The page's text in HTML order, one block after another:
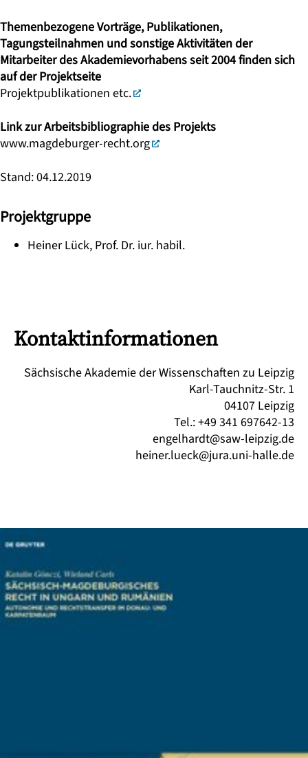
Themenbezogene Vorträge, Publikationen,
Tagungsteilnahmen und sonstige Aktivitäten der
Mitarbeiter des Akademievorhabens seit 2004 finden sich
auf der Projektseite
Projektpublikationen etc.
Link zur Arbeitsbibliographie des Projekts
www.magdeburger-recht.org
Stand: 04.12.2019
Projektgruppe
Heiner Lück, Prof. Dr. iur. habil.
Kontaktinformationen
Sächsische Akademie der Wissenschaften zu Leipzig
Karl-Tauchnitz-Str. 1
04107 Leipzig
Tel.: +49 341 697642-13
engelhardt@saw-leipzig.de
heiner.lueck@jura.uni-halle.de